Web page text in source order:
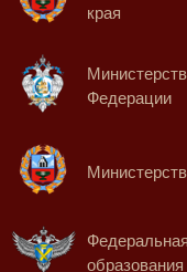
края
Федерации
образования